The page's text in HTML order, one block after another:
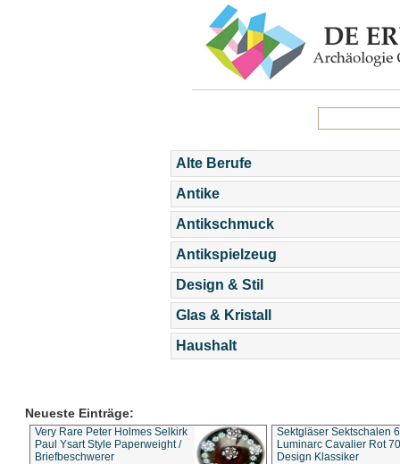
Alte Berufe
Antike
Antikschmuck
Antikspielzeug
Design & Stil
Glas & Kristall
Haushalt
Neueste Einträge:
Very Rare Peter Holmes Selkirk
Paul Ysart Style Paperweight /
Briefbeschwerer
Sektgläser Sektschalen
Luminarc Cavalier Rot
Design Klassiker